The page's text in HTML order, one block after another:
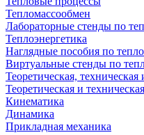
Тепломассообмен
Лабораторные стенды по
Теплоэнергетика
Наглядные пособия по
Виртуальные стенды по
Теоретическая,
Теоретическая и
Кинематика
Динамика
Прикладная механика